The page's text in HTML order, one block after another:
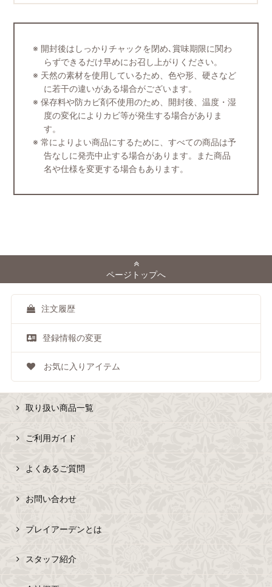
開封後はしっかりチャックを閉め､賞味期限に関わ
らずできるだけ早めにお召し上がりください。
天然の素材を使用しているため、色や形、硬さなど
に若干の違いがある場合がございます。
保存料や防カビ剤不使用のため、開封後、温度・湿
度の変化によりカビ等が発生する場合がありま
す。
常によりよい商品にするために、すべての商品は予
告なしに発売中止する場合があります。また商品
名や仕様を変更する場合もあります。
ページトップへ
注文履歴
登録情報の変更
お気に入りアイテム
取り扱い商品一覧
ご利用ガイド
よくあるご質問
お問い合わせ
プレイアーデンとは
スタッフ紹介